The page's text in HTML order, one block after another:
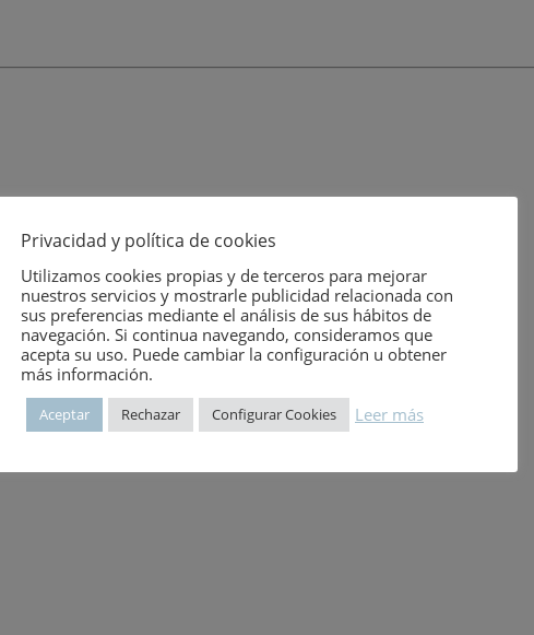
Privacidad y política de cookies
Utilizamos cookies propias y de terceros para mejorar
nuestros servicios y mostrarle publicidad relacionada con
sus preferencias mediante el análisis de sus hábitos de
navegación. Si continua navegando, consideramos que
acepta su uso. Puede cambiar la configuración u obtener
más información.
Aceptar Rechazar Configurar Cookies Leer más